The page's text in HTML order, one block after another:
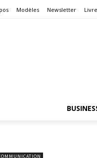
Modèles Newsletter